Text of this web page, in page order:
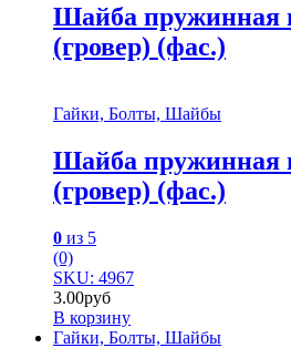
Шайба пружинная
(гровер) (фас.)
Гайки, Болты, Шайбы
Шайба пружинная
(гровер) (фас.)
0 из 5
(0)
SKU: 4967
3.00руб
В корзину
Гайки, Болты, Шайбы